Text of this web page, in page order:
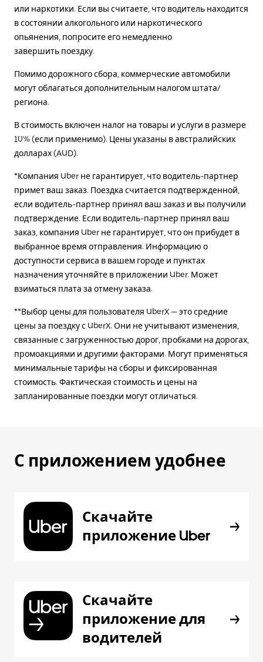
или наркотики. Если вы считаете, что водитель находится
в состоянии алкогольного или наркотического
опьянения, попросите его немедленно
завершить поездку.
Помимо дорожного сбора, коммерческие автомобили
могут облагаться дополнительным налогом штата/
региона.
В стоимость включен налог на товары и услуги в размере
10% (если применимо). Цены указаны в австралийских
долларах (AUD).
*Компания Uber не гарантирует, что водитель-партнер
примет ваш заказ. Поездка считается подтвержденной,
если водитель-партнер принял ваш заказ и вы получили
подтверждение. Если водитель-партнер принял ваш
заказ, компания Uber не гарантирует, что он прибудет в
выбранное время отправления. Информацию о
доступности сервиса в вашем городе и пунктах
назначения уточняйте в приложении Uber. Может
взиматься плата за отмену заказа.
**Выбор цены для пользователя UberX — это средние
цены за поездку с UberX. Они не учитывают изменения,
связанные с загруженностью дорог, пробками на дорогах,
промоакциями и другими факторами. Могут применяться
минимальные тарифы на сборы и фиксированная
стоимость. Фактическая стоимость и цены на
запланированные поездки могут отличаться.
С приложением удобнее
Скачайте
приложение Uber
Скачайте
приложение для
водителей